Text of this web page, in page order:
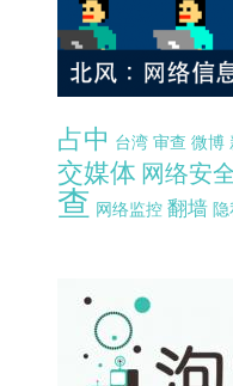
占中 台湾 审查 微博
交媒体 网络安
查 网络监控 翻墙 隐
pao-pao-banner-